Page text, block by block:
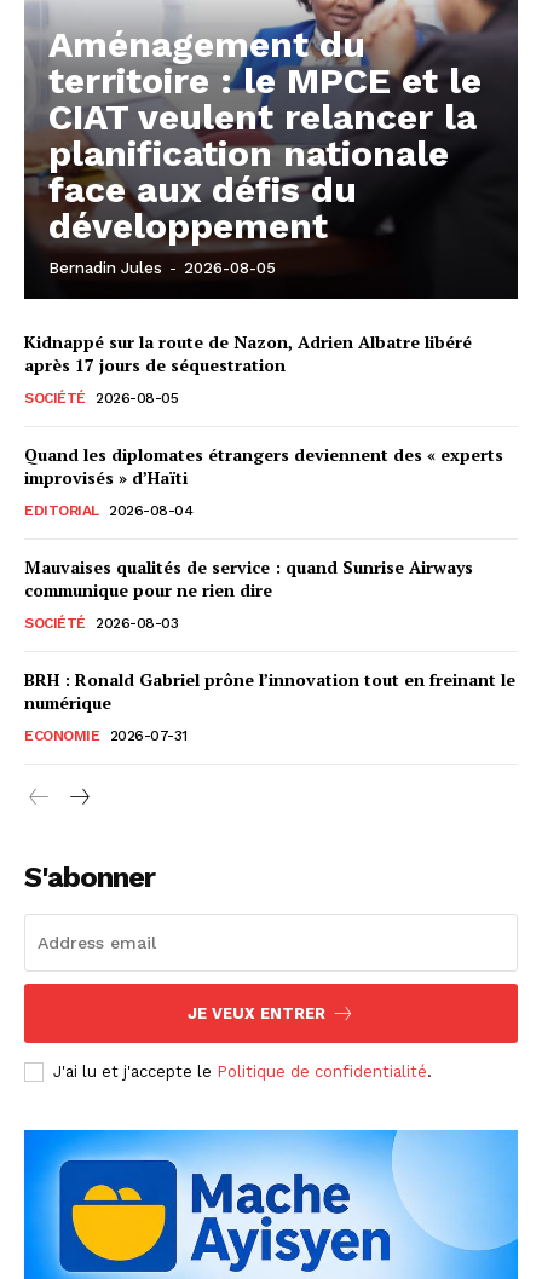
Aménagement du
territoire : le MPCE et le
CIAT veulent relancer la
planification nationale
face aux défis du
développement
Bernadin Jules - 2026-08-05
Kidnappé sur la route de Nazon, Adrien Albatre libéré
après 17 jours de séquestration
SOCIÉTÉ 2026-08-05
Quand les diplomates étrangers deviennent des « experts
improvisés » d’Haïti
EDITORIAL 2026-08-04
Mauvaises qualités de service : quand Sunrise Airways
communique pour ne rien dire
SOCIÉTÉ 2026-08-03
BRH : Ronald Gabriel prône l’innovation tout en freinant le
numérique
ECONOMIE 2026-07-31
S'abonner
JE VEUX ENTRER
J'ai lu et j'accepte le Politique de confidentialité.